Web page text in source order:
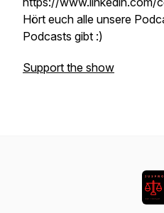
Hört euch alle unsere
Podcasts gibt :)
Support the show